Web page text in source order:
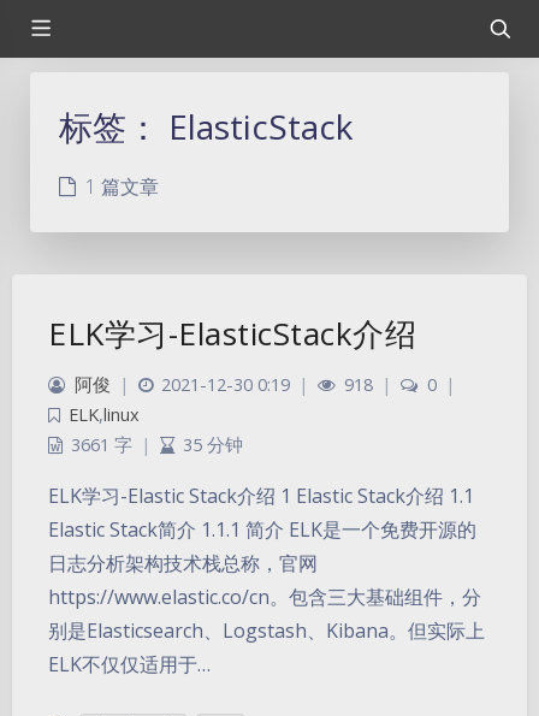
标签： ElasticStack
1 篇文章
ELK学习-ElasticStack介绍
阿俊 | 2021-12-30 0:19 | 918 | 0 |
ELK,linux
3661 字 | 35 分钟
ELK学习-Elastic Stack介绍 1 Elastic Stack介绍 1.1
Elastic Stack简介 1.1.1 简介 ELK是一个免费开源的
日志分析架构技术栈总称，官网
https://www.elastic.co/cn。包含三大基础组件，分
别是Elasticsearch、Logstash、Kibana。但实际上
ELK不仅仅适用于…